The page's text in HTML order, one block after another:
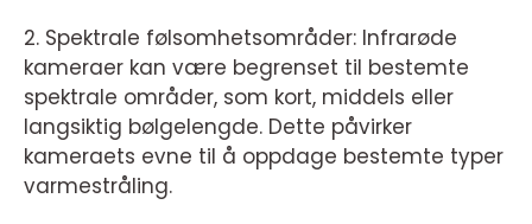
2. Spektrale følsomhetsområder: Infrarøde
kameraer kan være begrenset til bestemte
spektrale områder, som kort, middels eller
langsiktig bølgelengde. Dette påvirker
kameraets evne til å oppdage bestemte typer
varmestråling.